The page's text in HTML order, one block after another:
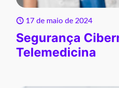
17 de maio de 2024
Segurança
Telemedicina